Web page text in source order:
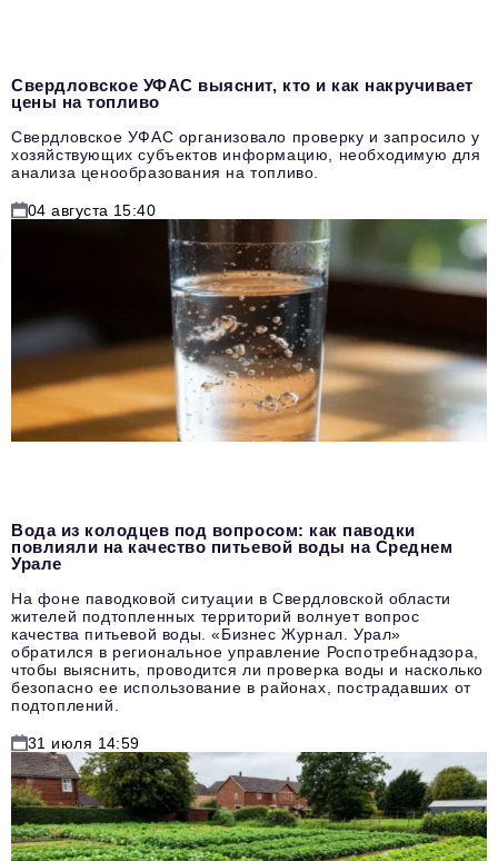
Свердловское УФАС выяснит, кто и как накручивает
цены на топливо
Свердловское УФАС организовало проверку и запросило у
хозяйствующих субъектов информацию, необходимую для
анализа ценообразования на топливо.
04 августа 15:40
Вода из колодцев под вопросом: как паводки
повлияли на качество питьевой воды на Среднем
Урале
На фоне паводковой ситуации в Свердловской области
жителей подтопленных территорий волнует вопрос
качества питьевой воды. «Бизнес Журнал. Урал»
обратился в региональное управление Роспотребнадзора,
чтобы выяснить, проводится ли проверка воды и насколько
безопасно ее использование в районах, пострадавших от
подтоплений.
31 июля 14:59